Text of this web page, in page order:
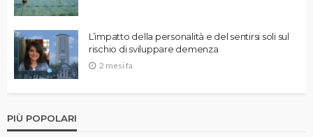
L’impatto della personalità e del sentirsi soli sul
rischio di sviluppare demenza
2 mesi fa
PIÙ POPOLARI